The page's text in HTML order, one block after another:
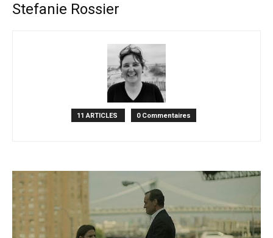
Stefanie Rossier
11 ARTICLES 0 Commentaires